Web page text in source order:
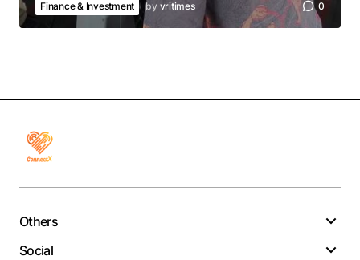
Finance & Investment by vritimes 0
Others
Social